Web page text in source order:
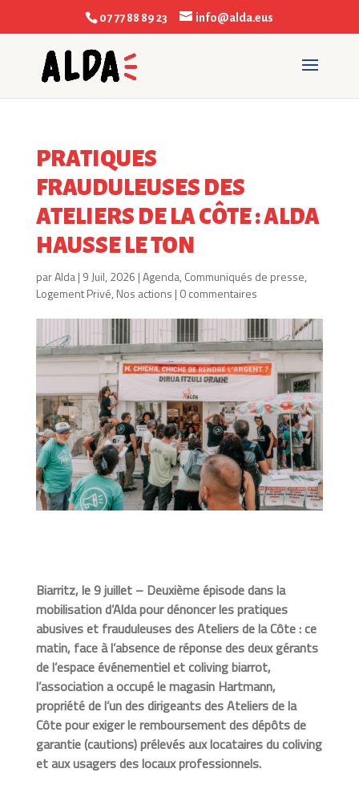
07 77 88 89 23 info@alda.eus
PRATIQUES
FRAUDULEUSES DES
ATELIERS DE LA CÔTE : ALDA
HAUSSE LE TON
parAlda| 9 Juil, 2026 |Agenda, Communiqués de presse,
Logement Privé, Nos actions | 0 commentaires
Biarritz, le 9 juillet – Deuxième épisode dans la
mobilisation d’Alda pour dénoncer les pratiques
abusives et frauduleuses des Ateliers de la Côte : ce
matin, face à l’absence de réponse des deux gérants
de l’espace événementiel et coliving biarrot,
l’association a occupé le magasin Hartmann,
propriété de l’un des dirigeants des Ateliers de la
Côte pour exiger le remboursement des dépôts de
garantie (cautions) prélevés aux locataires du coliving
et aux usagers des locaux professionnels.